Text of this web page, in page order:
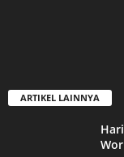
ARTIKEL LAINNYA